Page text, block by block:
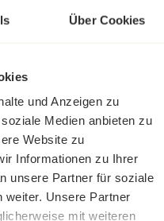
Über Cookies
und Anzeigen zu
Medien anbieten zu
Website zu
Informationen zu Ihrer
unsere Partner für soziale
weiter. Unsere Partner
mit weiteren
Unikat. Der
in neuem
50 cm